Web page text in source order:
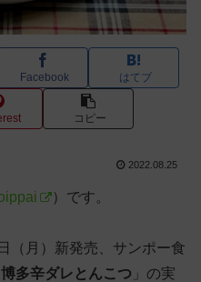
Facebook はてブ
コピー
2022.08.25
）です。
（月）新発売、サンポー食
多辛ダレとんこつ 」の実